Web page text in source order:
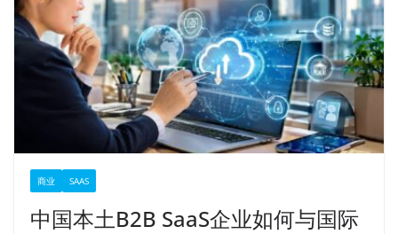
商业 SAAS
中国本土B2B SaaS企业如何与国际